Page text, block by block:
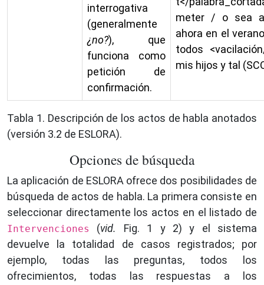
interrogativa
(generalmente
¿no?), que
funciona como
petición de
confirmación.
meter / o sea
ahora en el
todos
mis hijos y tal
Tabla 1. Descripción de los actos de habla anotados
(versión 3.2 de ESLORA).
Opciones de búsqueda
La aplicación de ESLORA ofrece dos posibilidades de
búsqueda de actos de habla. La primera consiste en
seleccionar directamente los actos en el listado de
Intervenciones (vid. Fig. 1 y 2) y el sistema
devuelve la totalidad de casos registrados; por
ejemplo, todas las preguntas, todos los
ofrecimientos, todas las respuestas a los